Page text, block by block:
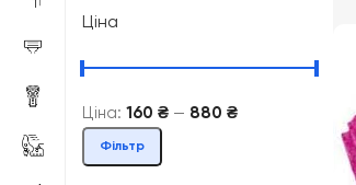
Ціна
Фільтр
Ціна: 160 ₴ — 880 ₴